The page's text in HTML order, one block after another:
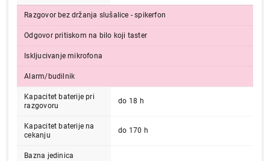
Razgovor bez držanja slušalice - spikerfon
Odgovor pritiskom na bilo koji taster
Iskljucivanje mikrofona
Alarm/budilnik
Kapacitet baterije pri
razgovoru
do 18 h
Kapacitet baterije na
cekanju
do 170 h
Bazna jedinica
5.499,00
PANASONIC KX-TG2511FXM
Proizvod je dodat u korpu.
Ukupno u korpi: 0,00